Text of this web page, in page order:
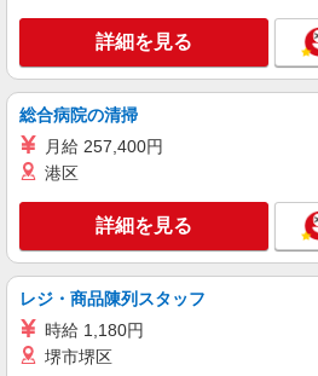
■月給28万〜 (基
代：45時間分73,000
いたします。 試用期
年収380万円(経験1
収450万円(経験2年 26
価】 ■昇給：年2回
月・10月) ■社内表彰
ー19Ｆ 【変更の範
パーソルエクセルHRパートナーズ株式会
広告に関する提案
時給1,900円 ※当
東京都渋谷区／
詳細を見る
総合病院の清掃
月給 257,400円
港区
詳細を見る
レジ・商品陳列スタッフ
時給 1,180円
堺市堺区